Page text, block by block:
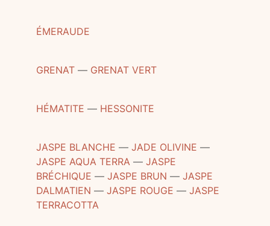
ÉMERAUDE
GRENAT ― GRENAT VERT
HÉMATITE ― HESSONITE
JASPE BLANCHE ―JADE OLIVINE ―
JASPE AQUA TERRA ―JASPE
BRÉCHIQUE ―JASPE BRUN ―JASPE
DALMATIEN ―JASPE ROUGE ―JASPE
TERRACOTTA